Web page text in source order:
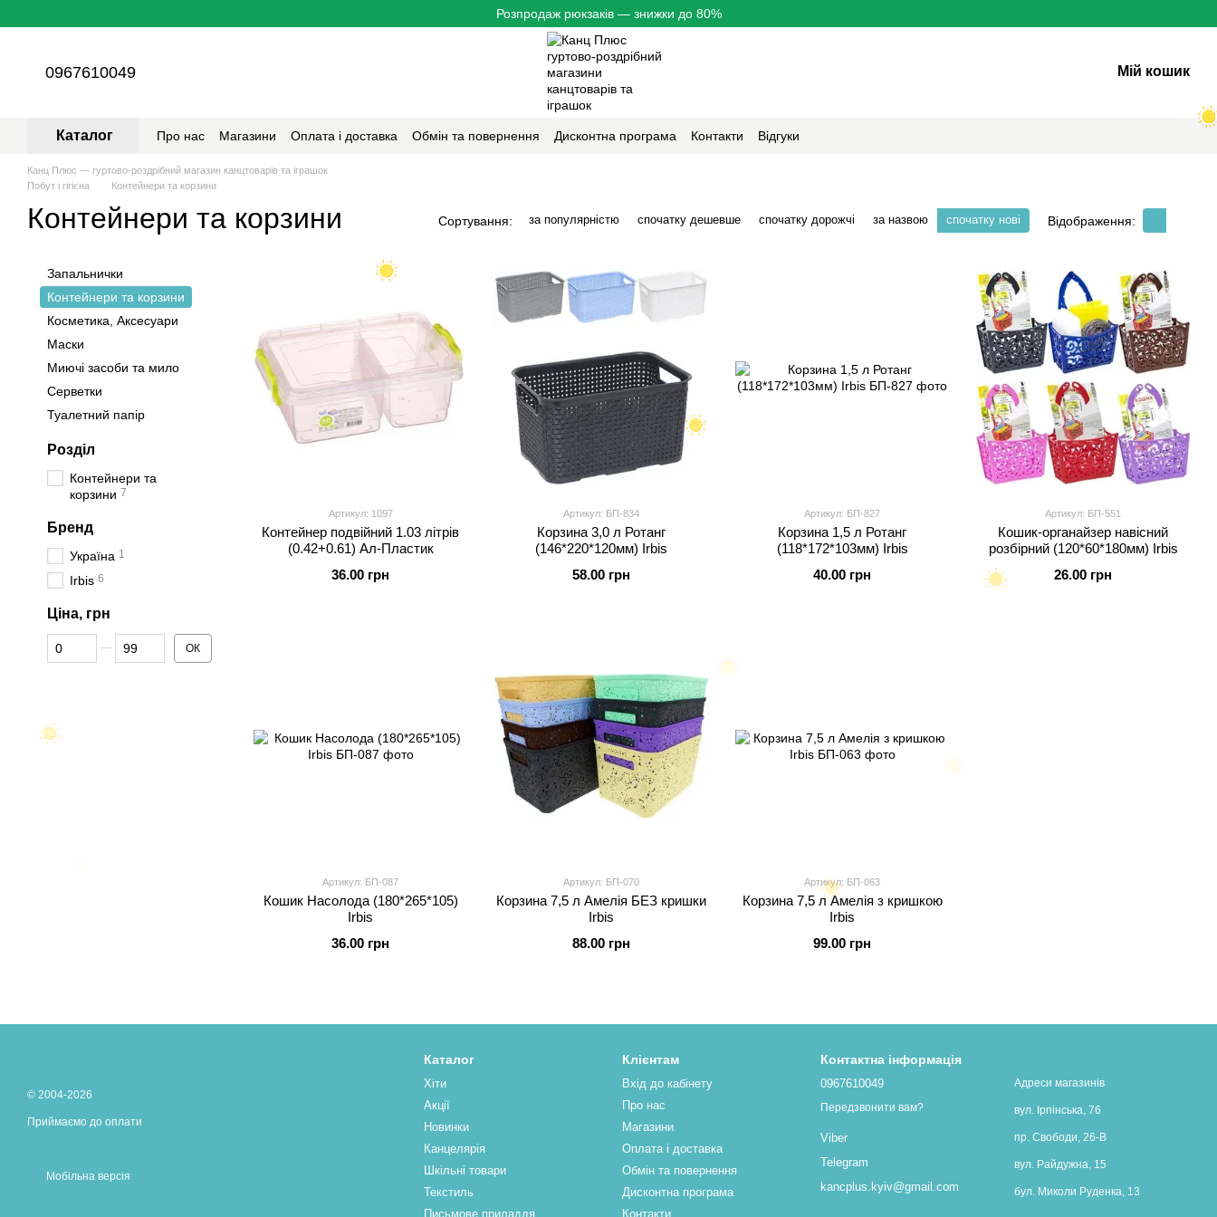
Розпродаж рюкзаків — знижки до 80%
0967610049 Мій кошик
Каталог Про нас Магазини Оплата і доставка Обмін та повернення Дисконтна програма Контакти Відгуки
Канц Плюс — гуртово-роздрібний магазин канцтоварів та іграшок
Побут і гігієна
Контейнери та корзини
Контейнери та корзини Сортування: за популярністю спочатку дешевше спочатку дорожчі за назвою спочатку нові Відображення:
Артикул: 1097
Контейнер подвійний 1.03 літрів
(0.42+0.61) Ал-Пластик
36.00 грн
Артикул: БП-834
Корзина 3,0 л Ротанг
(146*220*120мм) Irbis
58.00 грн
Артикул: БП-827
Корзина 1,5 л Ротанг
(118*172*103мм) Irbis
40.00 грн
Артикул: БП-551
Кошик-органайзер навісний
розбірний (120*60*180мм) Irbis
26.00 грн
Артикул: БП-087
Кошик Насолода (180*265*105)
Irbis
36.00 грн
Артикул: БП-070
Корзина 7,5 л Амелія БЕЗ кришки
Irbis
88.00 грн
Артикул: БП-063
Корзина 7,5 л Амелія з кришкою
Irbis
99.00 грн
Запальнички
Контейнери та корзини
Косметика, Аксесуари
Маски
Миючі засоби та мило
Серветки
Туалетний папір
Розділ
Контейнери та
корзини 7
Бренд
Україна 1
Irbis 6
Ціна, грн
Від Ціна, грн
До Ціна, грн ОК
© 2004-2026
Приймаємо до оплати
Мобільна версія
Каталог
Хіти
Акції
Новинки
Канцелярія
Шкільні товари
Текстиль
Письмове приладдя
Клієнтам
Вхід до кабінету
Про нас
Магазини
Оплата і доставка
Обмін та повернення
Дисконтна програма
Контакти
Контактна інформація
0967610049
Передзвонити вам?
Viber
Telegram
kancplus.kyiv@gmail.com
Адреси магазинів
вул. Ірпінська, 76
пр. Свободи, 26-В
вул. Райдужна, 15
бул. Миколи Руденка, 13